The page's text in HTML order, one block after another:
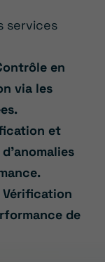
services
en
via les
et
de